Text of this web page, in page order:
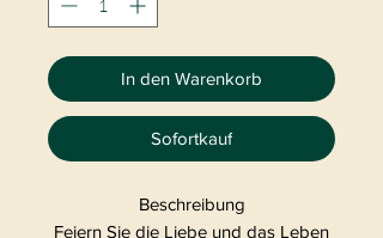
In den Warenkorb
Sofortkauf
Beschreibung
Feiern Sie die Liebe und das Leben